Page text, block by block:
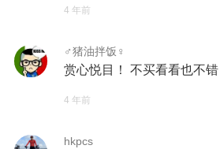
4 年前
♂猪油拌饭♀
赏心悦目！ 不买看看也不错
4 年前
hkpcs